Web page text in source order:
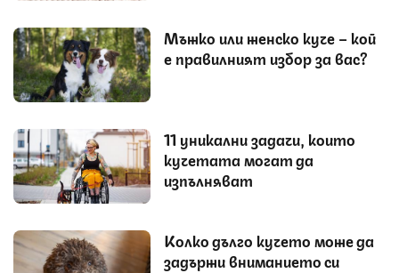
Мъжко или женско куче – кой
е правилният избор за вас?
11 уникални задачи, които
кучетата могат да
изпълняват
Колко дълго кучето може да
задържи вниманието си